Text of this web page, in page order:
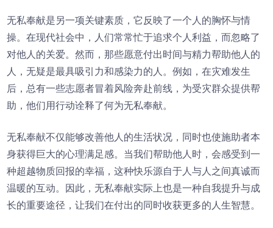
无私奉献是另一项关键素质，它反映了一个人的胸怀与情
操。在现代社会中，人们常常忙于追求个人利益，而忽略了
对他人的关爱。然而，那些愿意付出时间与精力帮助他人的
人，无疑是最具吸引力和感染力的人。例如，在灾难发生
后，总有一些志愿者冒着风险奔赴前线，为受灾群众提供帮
助，他们用行动诠释了何为无私奉献。
无私奉献不仅能够改善他人的生活状况，同时也使施助者本
身获得巨大的心理满足感。当我们帮助他人时，会感受到一
种超越物质回报的幸福，这种快乐源自于人与人之间真诚而
温暖的互动。因此，无私奉献实际上也是一种自我提升与成
长的重要途径，让我们在付出的同时收获更多的人生智慧。